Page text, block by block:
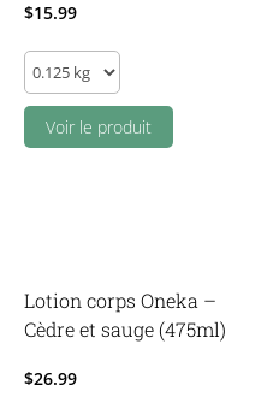
$15.99
Enfant
-
Dentifrice
Voir le produit
Lotion corps Oneka –
Cèdre et sauge (475ml)
$26.99